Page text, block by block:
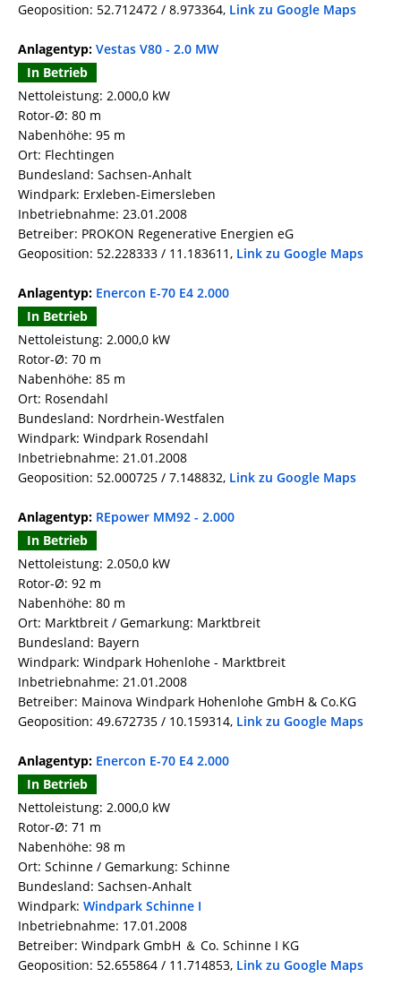
Geoposition: 52.712472 / 8.973364, Link zu Google Maps
Anlagentyp: Vestas V80 - 2.0 MW
In Betrieb
Nettoleistung: 2.000,0 kW
Rotor-Ø: 80 m
Nabenhöhe: 95 m
Ort: Flechtingen
Bundesland: Sachsen-Anhalt
Windpark: Erxleben-Eimersleben
Inbetriebnahme: 23.01.2008
Betreiber: PROKON Regenerative Energien eG
Geoposition: 52.228333 / 11.183611, Link zu Google Maps
Anlagentyp: Enercon E-70 E4 2.000
In Betrieb
Nettoleistung: 2.000,0 kW
Rotor-Ø: 70 m
Nabenhöhe: 85 m
Ort: Rosendahl
Bundesland: Nordrhein-Westfalen
Windpark: Windpark Rosendahl
Inbetriebnahme: 21.01.2008
Geoposition: 52.000725 / 7.148832, Link zu Google Maps
Anlagentyp: REpower MM92 - 2.000
In Betrieb
Nettoleistung: 2.050,0 kW
Rotor-Ø: 92 m
Nabenhöhe: 80 m
Ort: Marktbreit / Gemarkung: Marktbreit
Bundesland: Bayern
Windpark: Windpark Hohenlohe - Marktbreit
Inbetriebnahme: 21.01.2008
Betreiber: Mainova Windpark Hohenlohe GmbH & Co.KG
Geoposition: 49.672735 / 10.159314, Link zu Google Maps
Anlagentyp: Enercon E-70 E4 2.000
In Betrieb
Nettoleistung: 2.000,0 kW
Rotor-Ø: 71 m
Nabenhöhe: 98 m
Ort: Schinne / Gemarkung: Schinne
Bundesland: Sachsen-Anhalt
Windpark: Windpark Schinne I
Inbetriebnahme: 17.01.2008
Betreiber: Windpark GmbH ＆ Co. Schinne I KG
Geoposition: 52.655864 / 11.714853, Link zu Google Maps